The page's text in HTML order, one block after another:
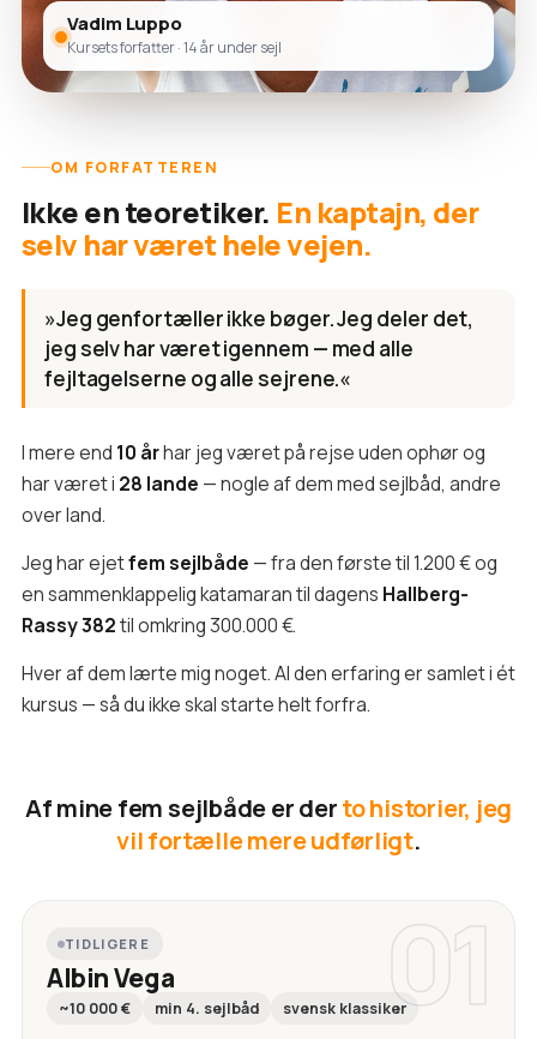
Vadim Luppo
Kursets forfatter · 14 år under sejl
OM FORFATTEREN
Ikke en teoretiker. En kaptajn, der
selv har været hele vejen.
»Jeg genfortæller ikke bøger. Jeg deler det,
jeg selv har været igennem — med alle
fejltagelserne og alle sejrene.«
I mere end 10 århar jeg været på rejse uden ophør og
har været i 28 lande — nogle af dem med sejlbåd, andre
over land.
Jeg har ejetfem sejlbåde — fra den første til 1.200 € og
en sammenklappelig katamaran til dagens Hallberg-
Rassy 382til omkring 300.000 €.
Hver af dem lærte mig noget. Al den erfaring er samlet i ét
kursus — så du ikke skal starte helt forfra.
Af mine fem sejlbåde er derto historier, jeg
vil fortælle mere udførligt.
01
TIDLIGERE
Albin Vega
~10 000 € min 4. sejlbåd svensk klassiker